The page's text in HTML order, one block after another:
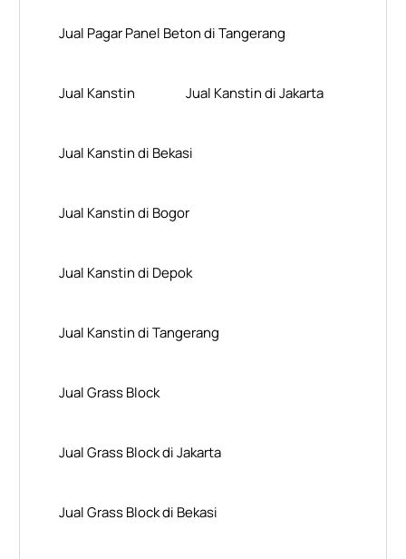
Jual Pagar Panel Beton di Tangerang
Jual Kanstin Jual Kanstin di Jakarta
Jual Kanstin di Bekasi
Jual Kanstin di Bogor
Jual Kanstin di Depok
Jual Kanstin di Tangerang
Jual Grass Block
Jual Grass Block di Jakarta
Jual Grass Block di Bekasi